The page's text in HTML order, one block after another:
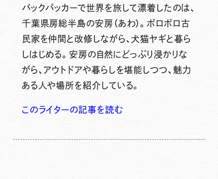
バックパッカーで世界を旅して漂着したのは、
千葉県房総半島の安房（あわ）。ボロボロ古
民家を仲間と改修しながら、犬猫ヤギと暮ら
しはじめる。安房の自然にどっぷり浸かりな
がら、アウトドアや暮らしを堪能しつつ、魅力
ある人や場所を紹介している。
このライターの記事を読む